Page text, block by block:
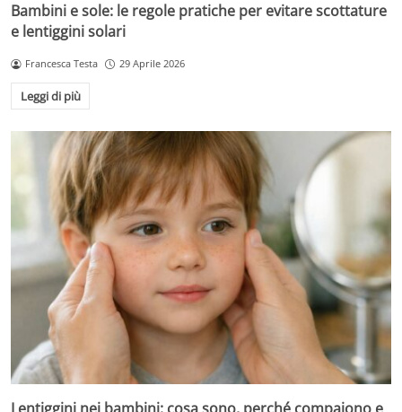
Bambini e sole: le regole pratiche per evitare scottature
e lentiggini solari
Francesca Testa 29 Aprile 2026
Leggi di più